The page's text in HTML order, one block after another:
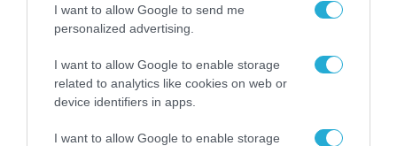
I want to allow Google to send me
personalized advertising.
I want to allow Google to enable storage
related to analytics like cookies on web or
device identifiers in apps.
I want to allow Google to enable storage